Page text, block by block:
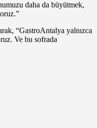
daha da büyütmek,
“GastroAntalya yalnızca
Ve bu sofrada